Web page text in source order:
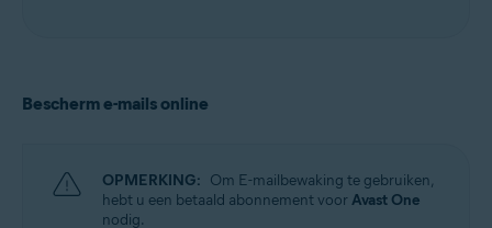
Bescherm e-mails online
OPMERKING: Om E-mailbewaking te gebruiken,
hebt u een betaald abonnement voorAvast One
nodig.